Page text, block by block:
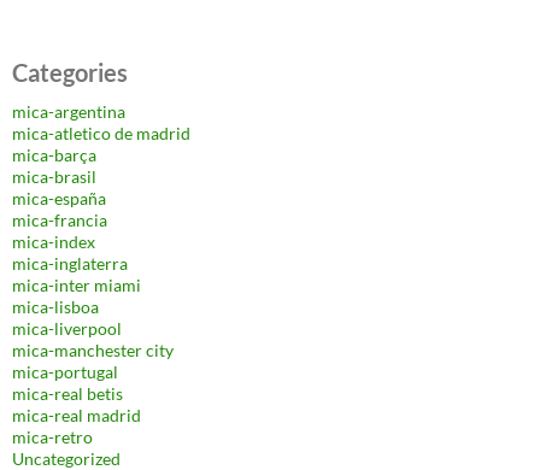
Categories
mica-argentina
mica-atletico de madrid
mica-barça
mica-brasil
mica-españa
mica-francia
mica-index
mica-inglaterra
mica-inter miami
mica-lisboa
mica-liverpool
mica-manchester city
mica-portugal
mica-real betis
mica-real madrid
mica-retro
Uncategorized